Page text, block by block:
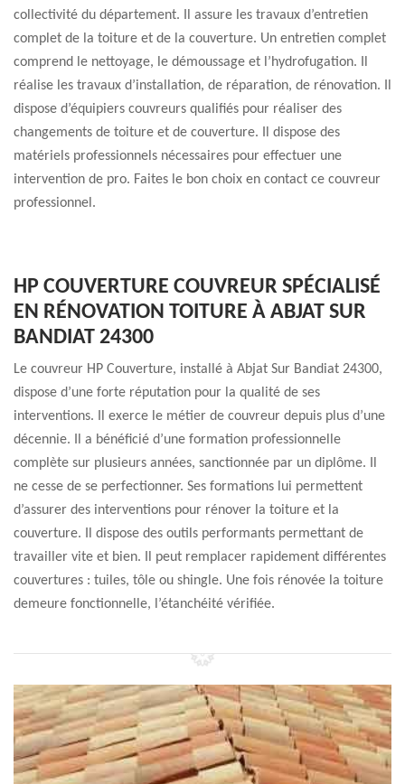
collectivité du département. Il assure les travaux d’entretien
complet de la toiture et de la couverture. Un entretien complet
comprend le nettoyage, le démoussage et l’hydrofugation. Il
réalise les travaux d’installation, de réparation, de rénovation. Il
dispose d’équipiers couvreurs qualifiés pour réaliser des
changements de toiture et de couverture. Il dispose des
matériels professionnels nécessaires pour effectuer une
intervention de pro. Faites le bon choix en contact ce couvreur
professionnel.
HP COUVERTURE COUVREUR SPÉCIALISÉ
EN RÉNOVATION TOITURE À ABJAT SUR
BANDIAT 24300
Le couvreur HP Couverture, installé à Abjat Sur Bandiat 24300,
dispose d’une forte réputation pour la qualité de ses
interventions. Il exerce le métier de couvreur depuis plus d’une
décennie. Il a bénéficié d’une formation professionnelle
complète sur plusieurs années, sanctionnée par un diplôme. Il
ne cesse de se perfectionner. Ses formations lui permettent
d’assurer des interventions pour rénover la toiture et la
couverture. Il dispose des outils performants permettant de
travailler vite et bien. Il peut remplacer rapidement différentes
couvertures : tuiles, tôle ou shingle. Une fois rénovée la toiture
demeure fonctionnelle, l’étanchéité vérifiée.